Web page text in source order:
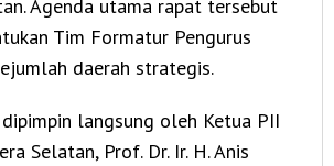
Agenda utama rapat tersebut
Tim Formatur Pengurus
daerah strategis.
langsung oleh Ketua PII
Selatan, Prof. Dr. Ir. H. Anis